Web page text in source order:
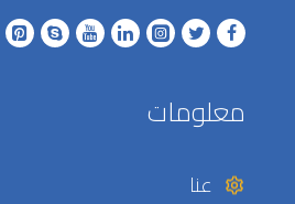
معلومات
عنا